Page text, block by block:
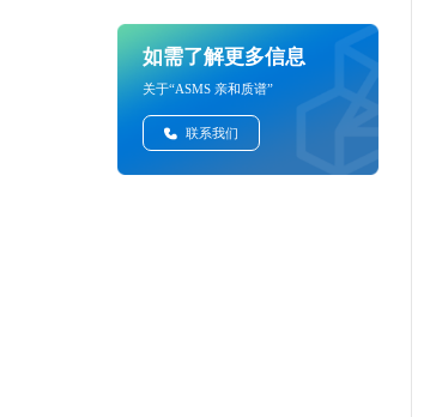
如需了解更多信息
关于“ASMS 亲和质谱”
联系我们